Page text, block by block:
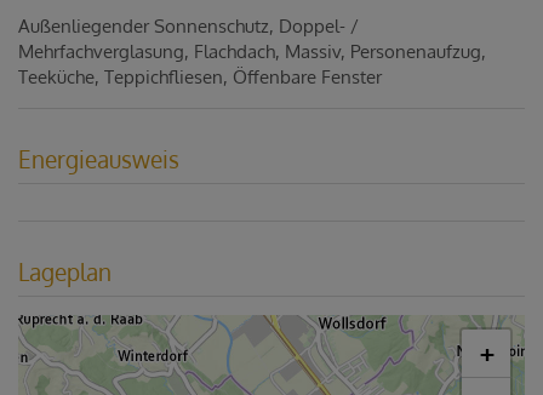
Außenliegender Sonnenschutz Doppel- /
Mehrfachverglasung Flachdach Massiv Personenaufzug
Teeküche Teppichfliesen Öffenbare Fenster
Energieausweis
Lageplan
+